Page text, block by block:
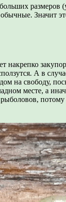
размеров
обычные.
накрепко
А в
на свободу,
месте, а